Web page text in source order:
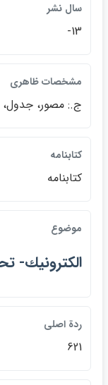
سال نشر
13-
مشخصات ظاهري
ج.: مصور، جدول،
كتابنامه
كتابنامه
موضوع
الكترونيك-
ردة اصلي
621